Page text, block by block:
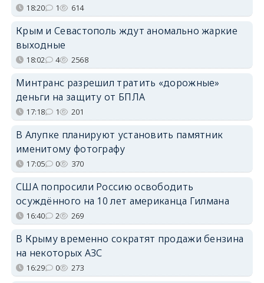
18:20 1 614
Крым и Севастополь ждут аномально жаркие
выходные
18:02 4 2568
Минтранс разрешил тратить «дорожные»
деньги на защиту от БПЛА
17:18 1 201
В Алупке планируют установить памятник
именитому фотографу
17:05 0 370
США попросили Россию освободить
осуждённого на 10 лет американца Гилмана
16:40 2 269
В Крыму временно сократят продажи бензина
на некоторых АЗС
16:29 0 273